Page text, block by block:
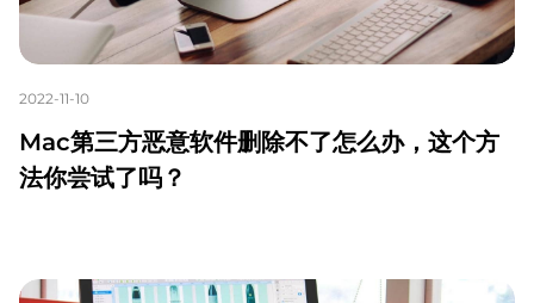
2022-11-10
Mac第三方恶意软件删除不了怎么办，这个方
法你尝试了吗？